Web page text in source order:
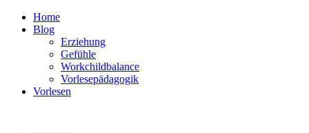
Home
Blog
Erziehung
Gefühle
Workchildbalance
Vorlesepädagogik
Vorlesen